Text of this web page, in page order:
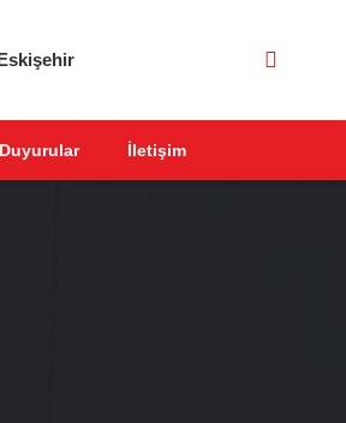
Duyurular İletişim